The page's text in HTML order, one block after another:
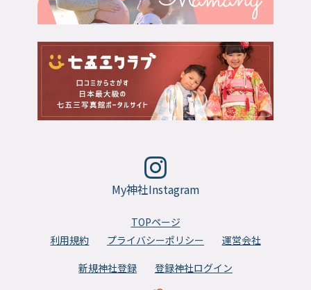
My神社Instagram
TOPページ
利用規約
プライバシーポリシー
運営会社
新規神社登録
登録神社ログイン